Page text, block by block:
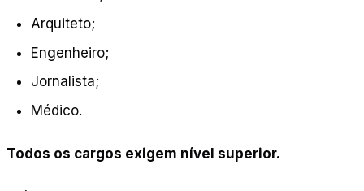
Arquiteto;
Engenheiro;
Jornalista;
Médico.
Todos os cargos exigem nível superior.